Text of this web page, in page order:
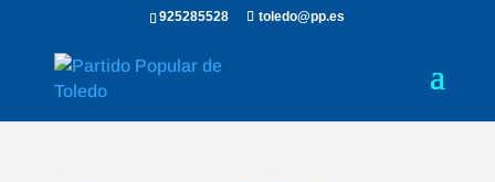
925285528 toledo@pp.es